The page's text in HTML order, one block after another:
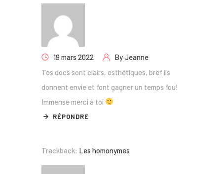
19 mars 2022 ByJeanne
Tes docs sont clairs, esthétiques, bref ils
donnent envie et font gagner un temps fou!
Immense merci à toi
RÉPONDRE
Trackback: Les homonymes